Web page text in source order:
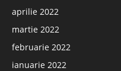
aprilie 2022
martie 2022
februarie 2022
ianuarie 2022